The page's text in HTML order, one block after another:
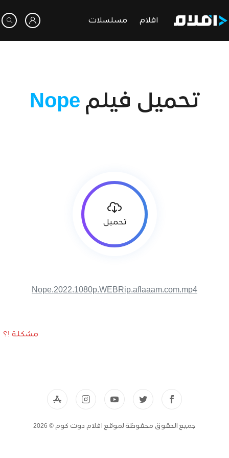
افلام مسلسلات
تحميل فيلم Nope
تحميل
Nope.2022.1080p.WEBRip.aflaaam.com.mp4
مشكلة !؟
جميع الحقوق محفوظة لموقع افلام دوت كوم © 2026